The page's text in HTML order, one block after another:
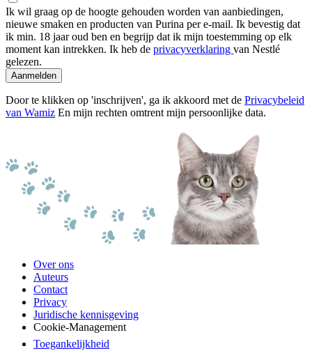
Ik wil graag op de hoogte gehouden worden van aanbiedingen,
nieuwe smaken en producten van Purina per e-mail. Ik bevestig dat
ik min. 18 jaar oud ben en begrijp dat ik mijn toestemming op elk
moment kan intrekken. Ik heb de privacyverklaring van Nestlé
gelezen.
Aanmelden
Door te klikken op 'inschrijven', ga ik akkoord met de Privacybeleid
van Wamiz En mijn rechten omtrent mijn persoonlijke data.
Over ons
Auteurs
Contact
Privacy
Juridische kennisgeving
Cookie-Management
Toegankelijkheid